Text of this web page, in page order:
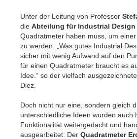
Unter der Leitung von Professor
die Abteilung für Industrial Design
Quadratmeter haben muss, um
zu werden. „Was gutes Industrial
sicher mit wenig Aufwand auf den
für einen Quadratmeter braucht es
Idee.“ so der vielfach
Diez.
Doch nicht nur eine, sondern gleich
unterschiedliche Ideen wurden auch
Funktionalität weitergedacht und
ausgearbeitet: Der Quadratmeter